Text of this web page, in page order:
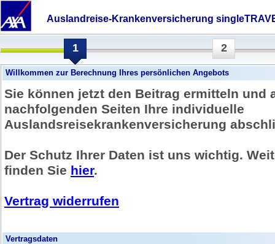
Auslandreise-Krankenversicherung
1 2
Willkommen zur Berechnung Ihres persönlichen Angebots
Sie können jetzt den Beitrag ermitteln und
nachfolgenden Seiten Ihre individuelle
Auslandsreisekrankenversicherung
Der Schutz Ihrer Daten ist uns wichtig.
finden Sie hier.
Vertrag widerrufen
Vertragsdaten